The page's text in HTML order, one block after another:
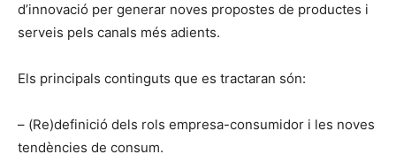
d’innovació per generar noves propostes de productes i
serveis pels canals més adients.
Els principals continguts que es tractaran són:
– (Re)definició dels rols empresa-consumidor i les noves
tendències de consum.